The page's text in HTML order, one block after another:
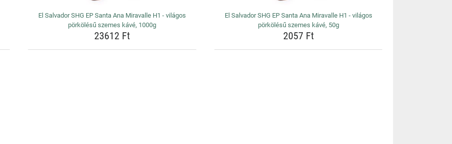
El Salvador SHG EP Santa Ana Miravalle H1 - világos
pörkölésű szemes kávé, 1000g
23612 Ft
El Salvador SHG EP Santa Ana Miravalle H1 - világos
pörkölésű szemes kávé, 50g
2057 Ft